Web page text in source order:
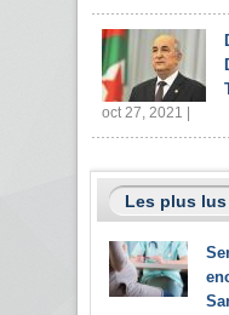
oct 27, 2021 |
Les plus lus